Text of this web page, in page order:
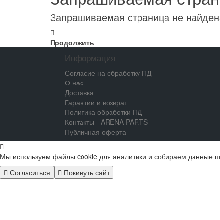
Запрашиваемая страница не
Продолжить
Информация
Согласие на обработку ПД
О нас
Доставка
Гарантии и возврат
Политика обработки ПД
Контакты - ARENA PARTS
Публичная оферта
Мы используем файлы cookie для аналитики и собираем данные
Согласиться
Покинуть сайт